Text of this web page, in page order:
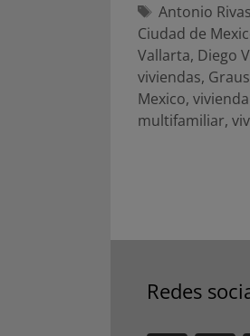
Etiquetas
Antonio Rivas
Ciudad de
Vallarta, Diego
viviendas, Graus
Mexico,
multifamiliar,
Redes